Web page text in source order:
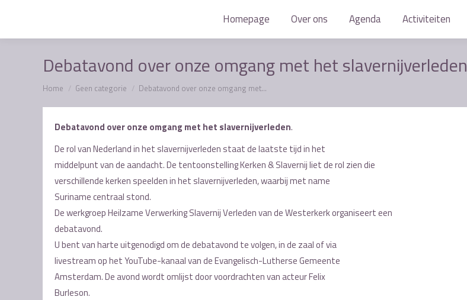
Homepage Over ons Agenda Activiteiten
Debatavond over onze omgang met het slavernijverleden
Je bent hier:
Home Geen categorie Debatavond over onze omgang met…
Debatavond over onze omgang met het slavernijverleden.
De rol van Nederland in het slavernijverleden staat de laatste tijd in het
middelpunt van de aandacht. De tentoonstelling Kerken & Slavernij liet de rol zien die
verschillende kerken speelden in het slavernijverleden, waarbij met name
Suriname centraal stond.
De werkgroep Heilzame Verwerking Slavernij Verleden van de Westerkerk organiseert een
debatavond.
U bent van harte uitgenodigd om de debatavond te volgen, in de zaal of via
livestream op het YouTube-kanaal van de Evangelisch-Lutherse Gemeente
Amsterdam. De avond wordt omlijst door voordrachten van acteur Felix
Burleson.
Homepage Over ons Agenda Activiteiten